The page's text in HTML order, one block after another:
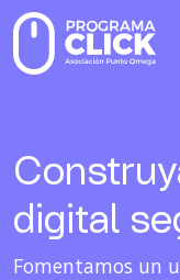
digital
Fomentamos un